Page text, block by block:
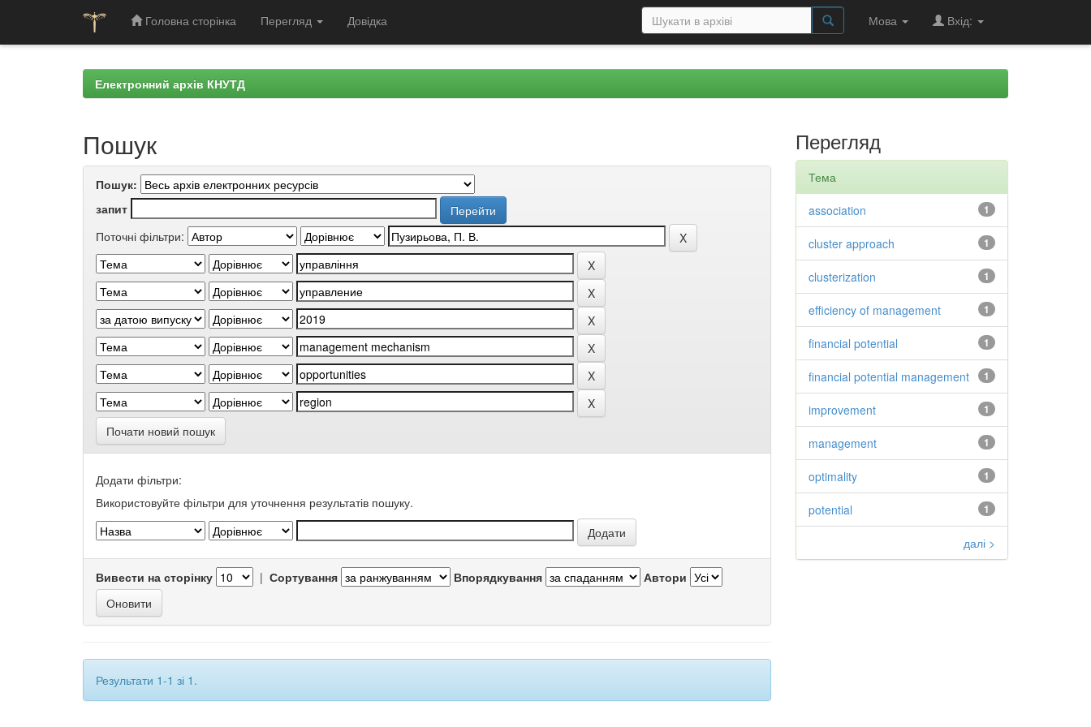
Головна сторінка Перегляд Довідка Мова Вхід:
Електронний архів КНУТД
Пошук
Пошук:
запит
Поточні фільтри:
Почати новий пошук
Додати фільтри:
Використовуйте фільтри для уточнення результатів пошуку.
Вивести на сторінку | Сортування Впорядкування Автори
Результати 1-1 зі 1.
Перегляд
Тема
1
association
1
cluster approach
1
clusterization
1
efficiency of management
1
financial potential
1
financial potential management
1
improvement
1
management
1
optimality
1
potential
далі >